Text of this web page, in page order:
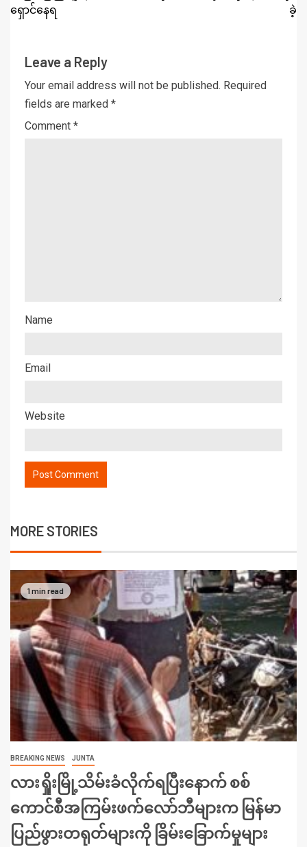
ရှောင်နေရ ခဲ့
Leave a Reply
Your email address will not be published. Required
fields are marked *
Comment *
Name
Email
Website
MORE STORIES
1 min read
BREAKING NEWS JUNTA
လားရှိုးမြို့သိမ်းခံလိုက်ရပြီးနောက် စစ်
ကောင်စီအကြမ်းဖက်လော်ဘီများက မြန်မာ
ပြည်ဖွားတရုတ်များကို ခြိမ်းခြောက်မှုများ